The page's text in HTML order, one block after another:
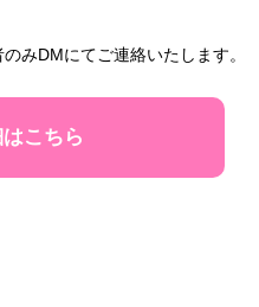
みDMにてご連絡いたします。
こちら